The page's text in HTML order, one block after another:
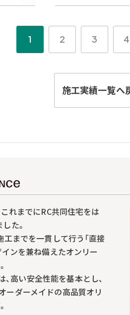
1 2 3 4
施工実績一覧へ
れまでにRC共同住宅をは
た。
工までを一貫して行う「直接
インを兼ね備えたオンリー
、高い安全性能を基本とし、
ーダーメイドの高品質オリ